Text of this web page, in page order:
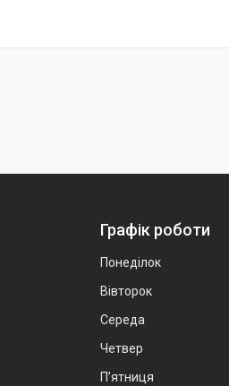
Графік роботи
Понеділок
Вівторок
Середа
Четвер
Пʼятниця